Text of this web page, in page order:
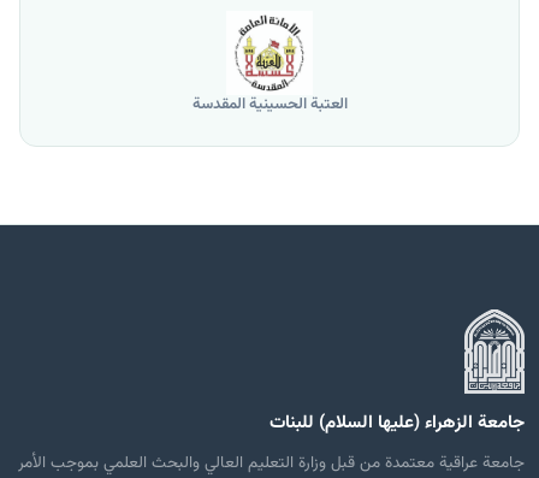
العتبة الحسينية المقدسة
جامعة الزهراء (عليها السلام) للبنات
جامعة عراقية معتمدة من قبل وزارة التعليم العالي والبحث العلمي بموجب الأمر